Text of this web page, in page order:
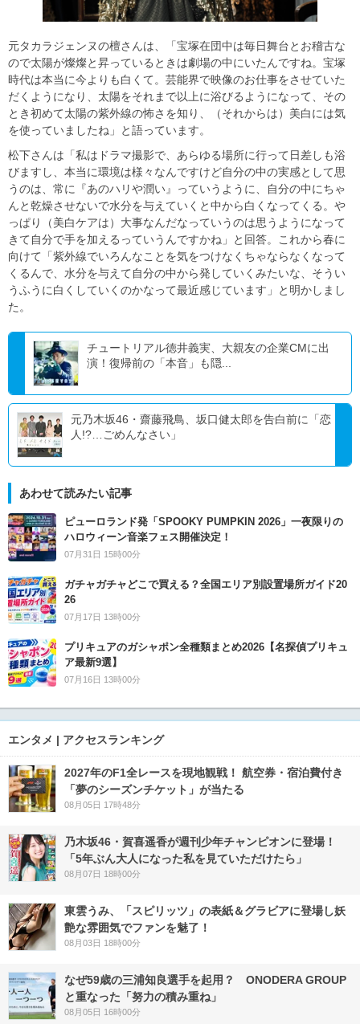
元タカラジェンヌの檀さんは、「宝塚在団中は毎日舞台とお稽古な
ので太陽が燦燦と昇っているときは劇場の中にいたんですね。宝塚
時代は本当に今よりも白くて。芸能界で映像のお仕事をさせていた
だくようになり、太陽をそれまで以上に浴びるようになって、その
とき初めて太陽の紫外線の怖さを知り、（それからは）美白には気
を使っていましたね」と語っています。
松下さんは「私はドラマ撮影で、あらゆる場所に行って日差しも浴
びますし、本当に環境は様々なんですけど自分の中の実感として思
うのは、常に『あのハリや潤い』っていうように、自分の中にちゃ
んと乾燥させないで水分を与えていくと中から白くなってくる。や
っぱり（美白ケアは）大事なんだなっていうのは思うようになって
きて自分で手を加えるっていうんですかね」と回答。これから春に
向けて「紫外線でいろんなことを気をつけなくちゃならなくなって
くるんで、水分を与えて自分の中から発していくみたいな、そうい
うふうに白くしていくのかなって最近感じています」と明かしまし
た。
チュートリアル徳井義実、大親友の企業CMに出
演！復帰前の「本音」も隠...
元乃木坂46・齋藤飛鳥、坂口健太郎を告白前に「恋
人!?…ごめんなさい」
あわせて読みたい記事
ピューロランド発「SPOOKY PUMPKIN 2026」一夜限りの
ハロウィーン音楽フェス開催決定！
07月31日 15時00分
ガチャガチャどこで買える？全国エリア別設置場所ガイド20
26
07月17日 13時00分
プリキュアのガシャポン全種類まとめ2026【名探偵プリキュ
ア最新9選】
07月16日 13時00分
エンタメ | アクセスランキング
2027年のF1全レースを現地観戦！ 航空券・宿泊費付き
「夢のシーズンチケット」が当たる
08月05日 17時48分
乃木坂46・賀喜遥香が週刊少年チャンピオンに登場！
「5年ぶん大人になった私を見ていただけたら」
08月07日 18時00分
東雲うみ、「スピリッツ」の表紙＆グラビアに登場し妖
艶な雰囲気でファンを魅了！
08月03日 18時00分
なぜ59歳の三浦知良選手を起用？ ONODERA GROUP
と重なった「努力の積み重ね」
08月05日 16時00分